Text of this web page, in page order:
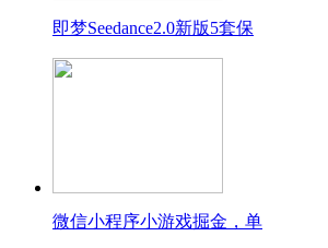
即梦Seedance2.0新版5套保
微信小程序小游戏掘金，单